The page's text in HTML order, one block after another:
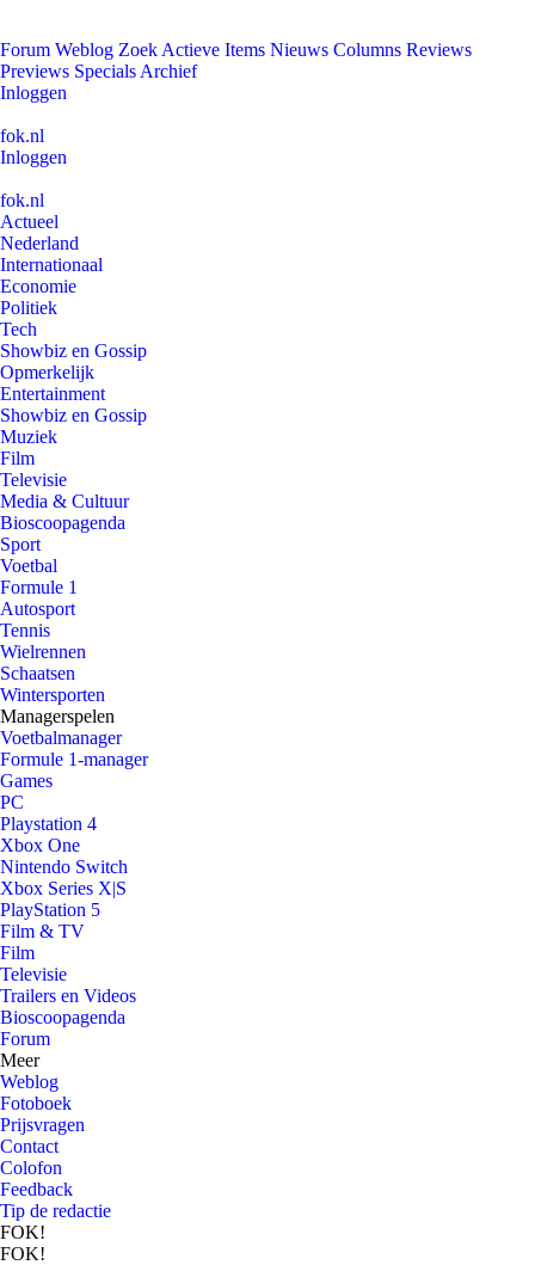
Forum Weblog Zoek Actieve Items Nieuws Columns Reviews
Previews Specials Archief
Inloggen
fok.nl
Inloggen
fok.nl
Actueel
Nederland
Internationaal
Economie
Politiek
Tech
Showbiz en Gossip
Opmerkelijk
Entertainment
Showbiz en Gossip
Muziek
Film
Televisie
Media & Cultuur
Bioscoopagenda
Sport
Voetbal
Formule 1
Autosport
Tennis
Wielrennen
Schaatsen
Wintersporten
Managerspelen
Voetbalmanager
Formule 1-manager
Games
PC
Playstation 4
Xbox One
Nintendo Switch
Xbox Series X|S
PlayStation 5
Film & TV
Film
Televisie
Trailers en Videos
Bioscoopagenda
Forum
Meer
Weblog
Fotoboek
Prijsvragen
Contact
Colofon
Feedback
Tip de redactie
FOK!
FOK!